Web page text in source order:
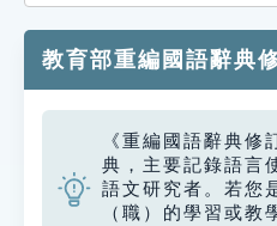
貓頭鷹博士
教育部重編國語辭典
《重編國語辭典修
典，主要記錄語言
語文研究者。若您
（職）的學習或教